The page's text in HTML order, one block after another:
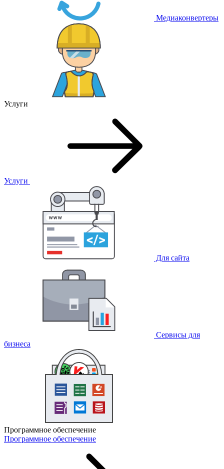
Медиаконвертеры
Услуги
Услуги
Для сайта
Сервисы для
бизнеса
Программное обеспечение
Программное обеспечение